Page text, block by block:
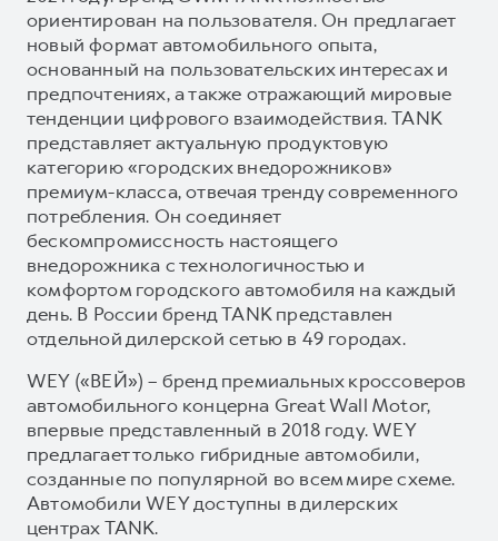
ориентирован на пользователя. Он предлагает
новый формат автомобильного опыта,
основанный на пользовательских интересах и
предпочтениях, а также отражающий мировые
тенденции цифрового взаимодействия. TANK
представляет актуальную продуктовую
категорию «городских внедорожников»
премиум-класса, отвечая тренду современного
потребления. Он соединяет
бескомпромиссность настоящего
внедорожника с технологичностью и
комфортом городского автомобиля на каждый
день. В России бренд TANK представлен
отдельной дилерской сетью в 49 городах.
WEY («ВЕЙ») – бренд премиальных кроссоверов
автомобильного концерна Great Wall Motor,
впервые представленный в 2018 году. WEY
предлагает только гибридные автомобили,
созданные по популярной во всем мире схеме.
Автомобили WEY доступны в дилерских
центрах TANK.